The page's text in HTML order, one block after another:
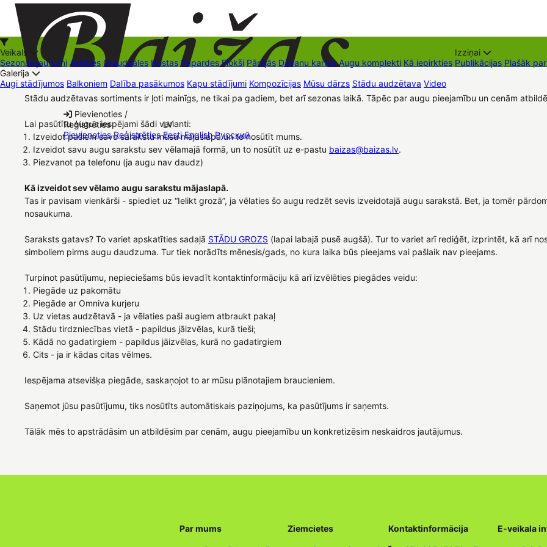
+37126545879 baizas@baizas.lv
Stādu grozs
Pievienoties /
Reģistrēties
Pievienoties Reģistrēties
LV
Eesti English Русский
Veikals
Sezonas jaunumi Astilbes Graudzāles Hostas Papardes Flokši Pārējās Dāvanu kartes Augu komplekti Kā iepirkties
Izziņai
Publikācijas Plašāk
Galerija
Augi stādījumos Balkoniem Dalība pasākumos Kapu stādījumi Kompozīcijas Mūsu dārzs Stādu audzētava Video
Stādu audzētavas sortiments ir ļoti mainīgs, ne tikai pa gadiem, bet arī sezonas laikā. Tāpēc par augu pieejamību un cenām
Lai pasūtītu augus iespējami šādi varianti:
Izveidot pašiem savu sarakstu mūsu mājaslapā un to nosūtīt mums.
Izveidot savu augu sarakstu sev vēlamajā formā, un to nosūtīt uz e-pastu baizas@baizas.lv.
Piezvanot pa telefonu (ja augu nav daudz)
Kā izveidot sev vēlamo augu sarakstu mājaslapā.
Tas ir pavisam vienkārši - spiediet uz “Ielikt grozā”, ja vēlaties šo augu redzēt sevis izveidotajā augu sarakstā. Bet, ja tomēr
nosaukuma.
Saraksts gatavs? To variet apskatīties sadaļā STĀDU GROZS (lapai labajā pusē augšā). Tur to variet arī rediģēt, izprintēt, kā arī
simboliem pirms augu daudzuma. Tur tiek norādīts mēnesis/gads, no kura laika būs pieejams vai pašlaik nav pieejams.
Turpinot pasūtījumu, nepieciešams būs ievadīt kontaktinformāciju kā arī izvēlēties piegādes veidu:
Piegāde uz pakomātu
Piegāde ar Omniva kurjeru
Uz vietas audzētavā - ja vēlaties paši augiem atbraukt pakaļ
Stādu tirdzniecības vietā - papildus jāizvēlas, kurā tieši;
Kādā no gadatirgiem - papildus jāizvēlas, kurā no gadatirgiem
Cits - ja ir kādas citas vēlmes.
Iespējama atsevišķa piegāde, saskaņojot to ar mūsu plānotajiem braucieniem.
Saņemot jūsu pasūtījumu, tiks nosūtīts automātiskais paziņojums, ka pasūtījums ir saņemts.
Tālāk mēs to apstrādāsim un atbildēsim par cenām, augu pieejamību un konkretizēsim neskaidros jautājumus.
Par mums Ziemcietes Kontaktinformācija E-veikala